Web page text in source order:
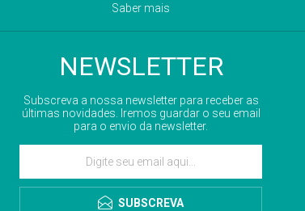
NEWSLETTER
Subscreva a nossa newsletter para receber as
últimas novidades. Iremos guardar o seu email
para o envio da newsletter.
SUBSCREVA
Saber mais